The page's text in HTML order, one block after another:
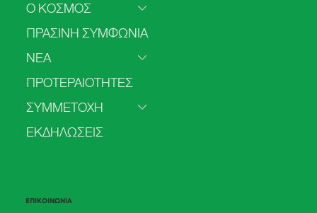
ανανεώσιμες παρά από άνθρακα
Ο ΚΟΣΜΟΣ
ΠΡΑΣΙΝΗ ΣΥΜΦΩΝΙΑ
ΝΕΑ
ΠΡΟΤΕΡΑΙΟΤΗΤΕΣ
ΣΥΜΜΕΤΟΧΗ
ΕΚΔΗΛΩΣΕΙΣ
ΕΠΙΚΟΙΝΩΝΙΑ